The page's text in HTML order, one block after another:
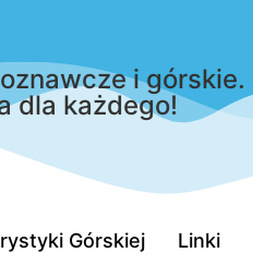
i górskie.
dla każdego!
Górskiej Linki